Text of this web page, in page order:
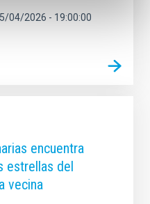
04/2026 - 19:00:00
encuentra
estrellas del
vecina